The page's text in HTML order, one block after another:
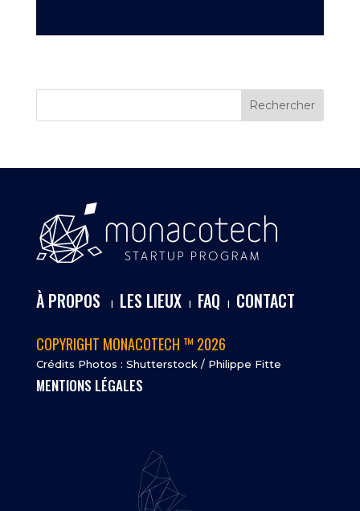
À PROPOS I LES LIEUXI FAQ I CONTACT
COPYRIGHT MONACOTECH ™ 2026
Crédits Photos : Shutterstock / Philippe Fitte
MENTIONS LÉGALES